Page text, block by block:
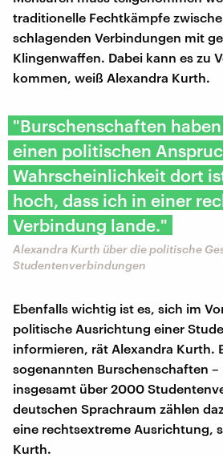
traditionelle Fechtkämpfe
schlagenden Verbindungen mit
Klingenwaffen. Dabei kann es zu
kommen, weiß Alexandra Kurth.
"Burschenschaften
einen politischen
Wahrscheinlichkeit dort
hoch, dass ich in einer
Verbindung lande."
Alexandra Kurth über die politische
Studentenverbindungen
Ebenfalls wichtig ist es, sich im
politische Ausrichtung einer
informieren, rät Alexandra Kurth.
sogenannten Burschenschaften
insgesamt über 2000
deutschen Sprachraum zählen
eine rechtsextreme Ausrichtung,
Kurth.